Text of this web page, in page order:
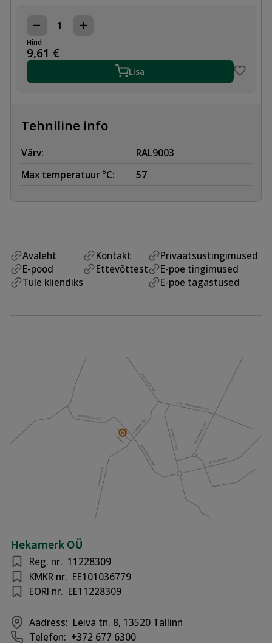
SPRINKLERI
KATE,
57°C
LAME
RAL9003
Hind
9,61 €
Lisa
Tehniline info
Värv:
RAL9003
Max temperatuur °C:
57
Avaleht
E-pood
Tule kliendiks
Kontakt
Ettevõttest
Privaatsustingimused
E-poe tingimused
E-poe tagastused
Hekamerk OÜ
Reg. nr. 11228309
KMKR nr. EE101036779
EORI nr. EE11228309
Aadress: Leiva tn. 8, 13520 Tallinn
Telefon: +372 677 6300